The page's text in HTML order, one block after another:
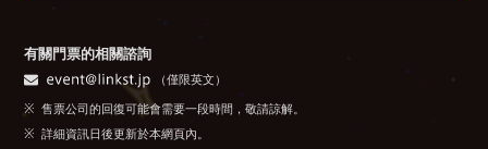
有關門票的相關諮詢
（僅限英文）
售票公司的回復可能會需要一段時間，敬請諒解。
詳細資訊日後更新於本網頁內。